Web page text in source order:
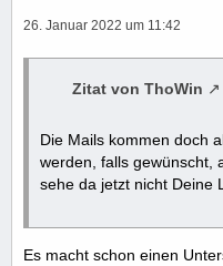
26. Januar 2022 um 11:42
Zitat von ThoWin
Die Mails kommen doch
werden, falls gewünscht,
sehe da jetzt nicht Deine
Es macht schon einen